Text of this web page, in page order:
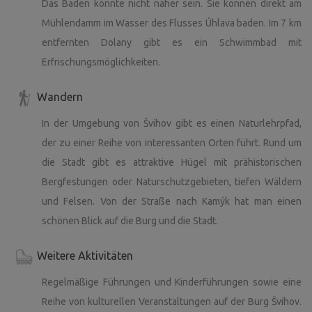
glücklicherweise habe ich großartige Helfer. Wir haben die
Mühle 2018 in einem völlig verwahrlosten Zustand
Schutt, allgegenwärtiges Chaos. Wer den Zustand des
Geländes damals nicht gesehen hat, wird nicht glauben,
was dort bereits alles geleistet wurde, auch wenn viele
Dieses Haus hat eine Seele, und ich spüre, dass diese sich
in den letzten Jahren wohlfühlt, dass sogar das Haus
selbst an seiner Sanierung mitwirkt. Wie ein verlassener
Kater, der sich über ein bisschen Zuwendung und Futter
darauf freut, wenn ihn jemand krault.
Das Baden könnte nicht näher sein. Sie können direkt am
Mühlendamm im Wasser des Flusses Úhlava baden. Im 7 km
entfernten Dolany gibt es ein Schwimmbad mit
Erfrischungsmöglichkeiten.
Wandern
In der Umgebung von Švihov gibt es einen Naturlehrpfad,
der zu einer Reihe von interessanten Orten führt. Rund um
die Stadt gibt es attraktive Hügel mit prähistorischen
Bergfestungen oder Naturschutzgebieten, tiefen Wäldern
und Felsen. Von der Straße nach Kamýk hat man einen
schönen Blick auf die Burg und die Stadt.
Weitere Aktivitäten
Regelmäßige Führungen und Kinderführungen sowie eine
Reihe von kulturellen Veranstaltungen auf der Burg Švihov.